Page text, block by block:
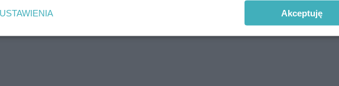
internetowa zbiórka na portalu
237 wspierających przekazało łącznie 30 230
USTAWIENIA Akceptuję